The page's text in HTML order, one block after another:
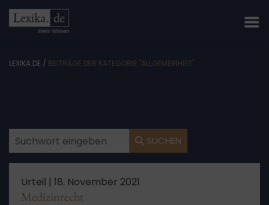
LEXIKA.DE / BEITRÄGE DER KATEGORIE "ALLGEMEINHEIT"
SUCHEN
Urteil | 18. November 2021
Medizinrecht